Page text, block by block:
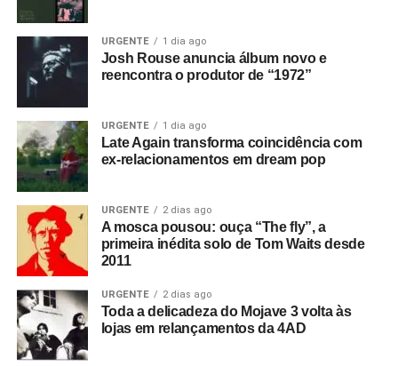
URGENTE 1 dia ago
Josh Rouse anuncia álbum novo e
reencontra o produtor de “1972”
URGENTE 1 dia ago
Late Again transforma coincidência com
ex-relacionamentos em dream pop
URGENTE 2 dias ago
A mosca pousou: ouça “The fly”, a
primeira inédita solo de Tom Waits desde
2011
URGENTE 2 dias ago
Toda a delicadeza do Mojave 3 volta às
lojas em relançamentos da 4AD